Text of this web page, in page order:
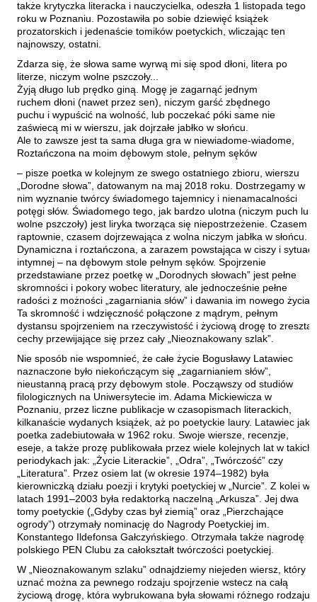
Klęczar Wojciech
Kopacki Andrzej
Kryszak Janusz
Księżyk Jarosław
Kuźnicki Sławomir
Kyrcz Jr Kazimierz
Laufer Paweł
Le Men Yvon
Lech Joanna
Lenc Ryszard
Ligęza Wojciech
Lime Franciszek
Lipiński Zdzisław
Liskowacki Artur Daniel
Liskowacki Konrad
Lisowski Krzysztof
Maciejewski Krzysztof
Maj Marek
Majzel Tomasz
Malzahn Miłka O.
Masłowiecka Agnieszka
Maślanek Jarosław
Matlachowska-Pala Joanna
Michałowski Piotr
Mickiewicz Anna Maria
Mieczysłavsky Rafał
także krytyczka literacka i nauczycielka, odeszła 1 listopada tego
roku w Poznaniu. Pozostawiła po sobie dziewięć książek
prozatorskich i jedenaście tomików poetyckich, wliczając ten
najnowszy, ostatni.
Zdarza się, że słowa same wyrwą mi się spod dłoni, litera po
literze, niczym wolne pszczoły...
Żyją długo lub prędko giną. Mogę je zagarnąć jednym
ruchem dłoni (nawet przez sen), niczym garść zbędnego
puchu i wypuścić na wolność, lub poczekać póki same nie
zaświecą mi w wierszu, jak dojrzałe jabłko w słońcu.
Ale to zawsze jest ta sama długa gra w niewiadome-wiadome,
Roztańczona na moim dębowym stole, pełnym sęków
– pisze poetka w kolejnym ze swego ostatniego zbioru, wierszu
„Dorodne słowa”, datowanym na maj 2018 roku. Dostrzegamy w
nim wyznanie twórcy świadomego tajemnicy i nienamacalności
potęgi słów. Świadomego tego, jak bardzo ulotna (niczym puch lub
wolne pszczoły) jest liryka tworząca się niepostrzeżenie. Czasem
raptownie, czasem dojrzewająca z wolna niczym jabłka w słońcu.
Dynamiczna i roztańczona, a zarazem powstająca w ciszy i sytuacji
intymnej – na dębowym stole pełnym sęków. Spojrzenie
przedstawiane przez poetkę w „Dorodnych słowach” jest pełne
skromności i pokory wobec literatury, ale jednocześnie pełne
radości z możności „zagarniania słów” i dawania im nowego życia.
Ta skromność i wdzięczność połączone z mądrym, pełnym
dystansu spojrzeniem na rzeczywistość i życiową drogę to zresztą
cechy przewijające się przez cały „Nieoznakowany szlak”.
Nie sposób nie wspomnieć, że całe życie Bogusławy Latawiec
naznaczone było niekończącym się „zagarnianiem słów”,
nieustanną pracą przy dębowym stole. Począwszy od studiów
filologicznych na Uniwersytecie im. Adama Mickiewicza w
Poznaniu, przez liczne publikacje w czasopismach literackich,
kilkanaście wydanych książek, aż po poetyckie laury. Latawiec jako
poetka zadebiutowała w 1962 roku. Swoje wiersze, recenzje,
eseje, a także prozę publikowała przez wiele kolejnych lat w takich
periodykach jak: „Życie Literackie”, „Odra”, „Twórczość” czy
„Literatura”. Przez osiem lat (w okresie 1974–1982) była
kierowniczką działu poezji i krytyki poetyckiej w „Nurcie”. Z kolei w
latach 1991–2003 była redaktorką naczelną „Arkusza”. Jej dwa
tomy poetyckie („Gdyby czas był ziemią” oraz „Pierzchające
ogrody”) otrzymały nominację do Nagrody Poetyckiej im.
Konstantego Ildefonsa Gałczyńskiego. Otrzymała także nagrodę
polskiego PEN Clubu za całokształt twórczości poetyckiej.
W „Nieoznakowanym szlaku” odnajdziemy niejeden wiersz, który
uznać można za pewnego rodzaju spojrzenie wstecz na całą
życiową drogę, która wybrukowana była słowami różnego rodzaju.